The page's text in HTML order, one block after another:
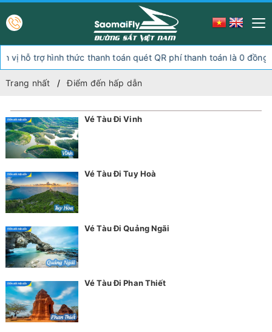
hình thức thanh toán quét QR phí thanh toán là 0 đồng,
Trang nhất Điểm đến hấp dẫn
Vé Tàu Đi Vinh
Vé Tàu Đi Tuy Hoà
Vé Tàu Đi Quảng Ngãi
Vé Tàu Đi Phan Thiết